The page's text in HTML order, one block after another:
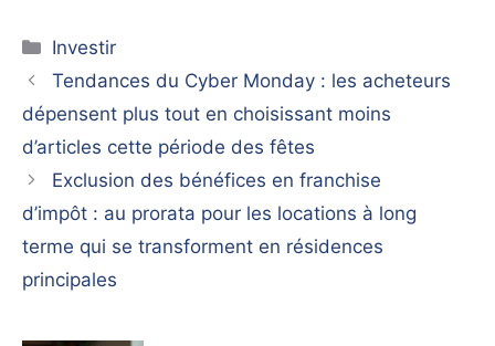
Catégories
Investir
Tendances du Cyber ​​Monday : les acheteurs
dépensent plus tout en choisissant moins
d’articles cette période des fêtes
Exclusion des bénéfices en franchise
d’impôt : au prorata pour les locations à long
terme qui se transforment en résidences
principales